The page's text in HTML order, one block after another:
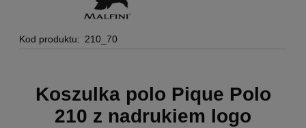
Kod produktu: 210_70
Koszulka polo Pique Polo
210 z nadrukiem logo